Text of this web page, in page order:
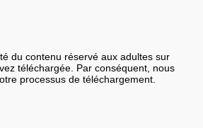
du contenu réservé aux adultes sur
téléchargée. Par conséquent, nous
processus de téléchargement.